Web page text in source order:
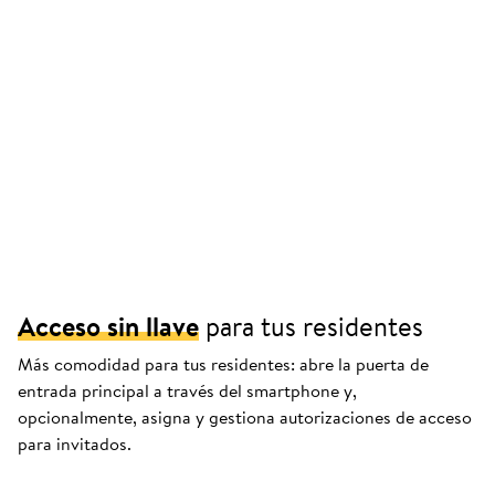
Acceso sin llave para tus residentes
Más comodidad para tus residentes: abre la puerta de
entrada principal a través del smartphone y,
opcionalmente, asigna y gestiona autorizaciones de acceso
para invitados.